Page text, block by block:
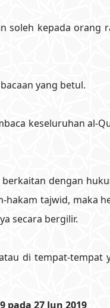
soleh kepada orang
yang betul.
keseluruhan al-
dengan
tajwid, maka
secara bergilir.
di tempat-tempat
27 Jun 2019